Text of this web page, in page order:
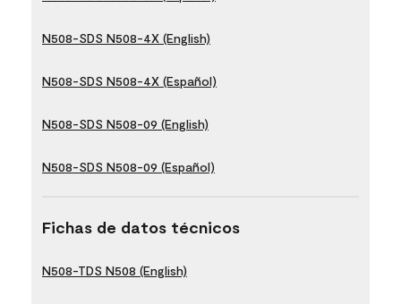
N508-SDS N508-4X (English)
N508-SDS N508-4X (Español)
N508-SDS N508-09 (English)
N508-SDS N508-09 (Español)
Fichas de datos técnicos
N508-TDS N508 (English)